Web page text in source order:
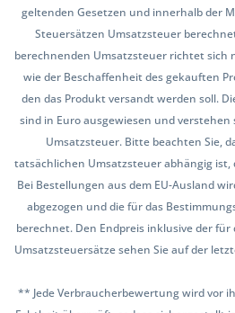
geltenden Gesetzen und innerhalb der
Steuersätzen Umsatzsteuer
berechnenden Umsatzsteuer richtet sich
wie der Beschaffenheit des gekauften
den das Produkt versandt werden soll.
sind in Euro ausgewiesen und
Umsatzsteuer. Bitte beachten Sie,
tatsächlichen Umsatzsteuer abhängig
Bei Bestellungen aus dem EU-Ausland
abgezogen und die für das
berechnet. Den Endpreis inklusive der
Umsatzsteuersätze sehen Sie auf der
** Jede Verbraucherbewertung wird vor